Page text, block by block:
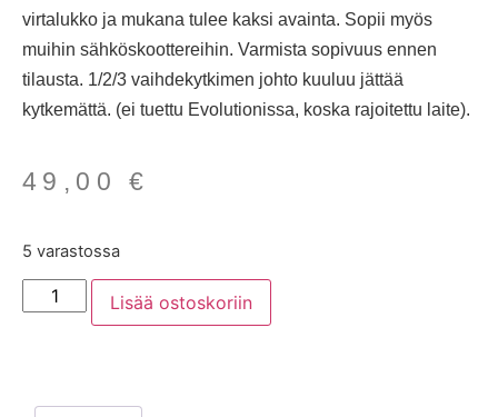
virtalukko ja mukana tulee kaksi avainta. Sopii myös
muihin sähköskoottereihin. Varmista sopivuus ennen
tilausta. 1/2/3 vaihdekytkimen johto kuuluu jättää
kytkemättä. (ei tuettu Evolutionissa, koska rajoitettu laite).
49,00€
5 varastossa
Lisää ostoskoriin